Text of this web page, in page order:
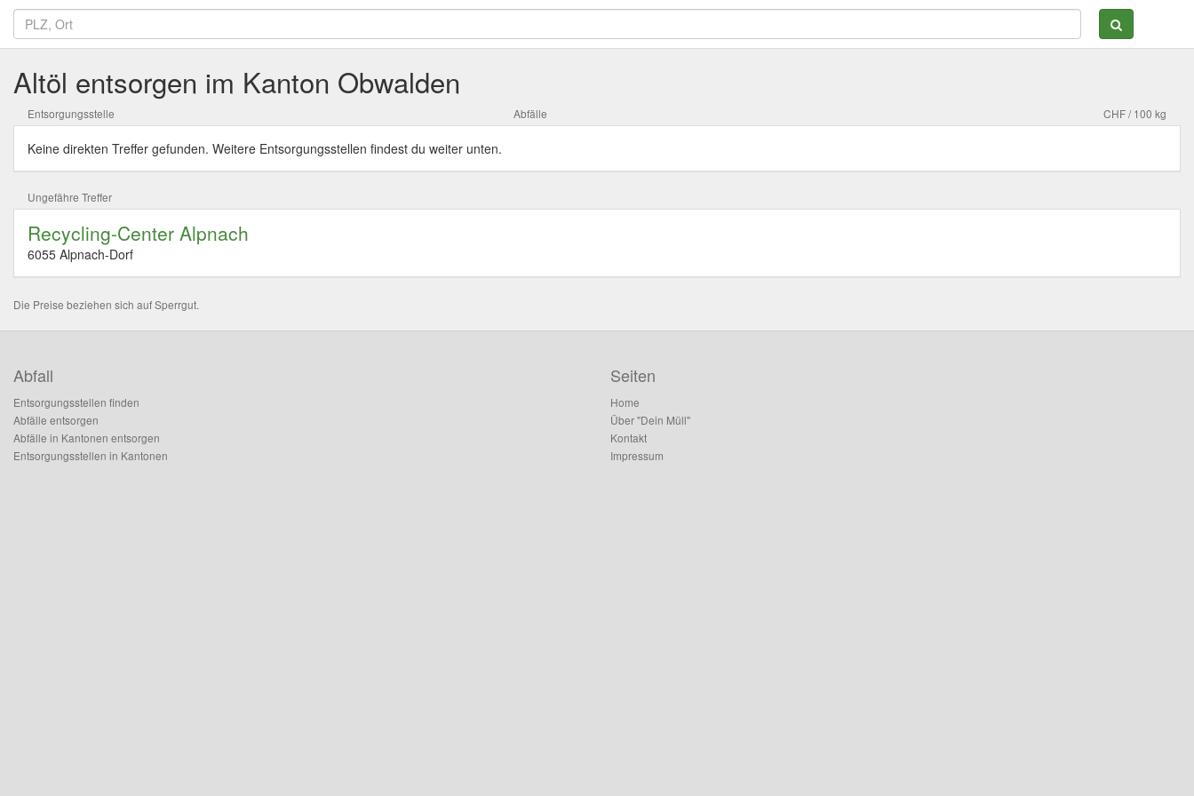
Altöl entsorgen im Kanton Obwalden
Entsorgungsstelle Abfälle CHF / 100 kg
Keine direkten Treffer gefunden. Weitere Entsorgungsstellen findest du weiter unten.
Ungefähre Treffer
Recycling-Center Alpnach
6055 Alpnach-Dorf
Die Preise beziehen sich auf Sperrgut.
Abfall
Entsorgungsstellen finden
Abfälle entsorgen
Abfälle in Kantonen entsorgen
Entsorgungsstellen in Kantonen
Seiten
Home
Über "Dein Müll"
Kontakt
Impressum